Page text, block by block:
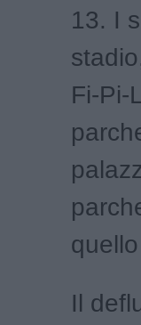
13. I
Fi-Pi-
Il